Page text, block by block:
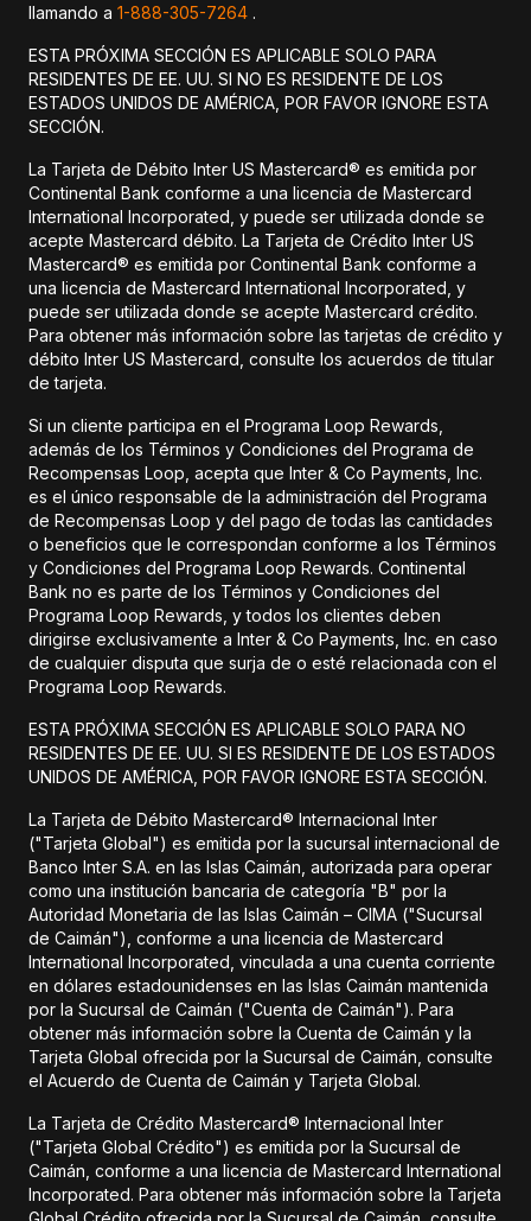
llamando a 1-888-305-7264 .
ESTA PRÓXIMA SECCIÓN ES APLICABLE SOLO PARA
RESIDENTES DE EE. UU. SI NO ES RESIDENTE DE LOS
ESTADOS UNIDOS DE AMÉRICA, POR FAVOR IGNORE ESTA
SECCIÓN.
La Tarjeta de Débito Inter US Mastercard® es emitida por
Continental Bank conforme a una licencia de Mastercard
International Incorporated, y puede ser utilizada donde se
acepte Mastercard débito. La Tarjeta de Crédito Inter US
Mastercard® es emitida por Continental Bank conforme a
una licencia de Mastercard International Incorporated, y
puede ser utilizada donde se acepte Mastercard crédito.
Para obtener más información sobre las tarjetas de crédito y
débito Inter US Mastercard, consulte los acuerdos de titular
de tarjeta.
Si un cliente participa en el Programa Loop Rewards,
además de los Términos y Condiciones del Programa de
Recompensas Loop, acepta que Inter & Co Payments, Inc.
es el único responsable de la administración del Programa
de Recompensas Loop y del pago de todas las cantidades
o beneficios que le correspondan conforme a los Términos
y Condiciones del Programa Loop Rewards. Continental
Bank no es parte de los Términos y Condiciones del
Programa Loop Rewards, y todos los clientes deben
dirigirse exclusivamente a Inter & Co Payments, Inc. en caso
de cualquier disputa que surja de o esté relacionada con el
Programa Loop Rewards.
ESTA PRÓXIMA SECCIÓN ES APLICABLE SOLO PARA NO
RESIDENTES DE EE. UU. SI ES RESIDENTE DE LOS ESTADOS
UNIDOS DE AMÉRICA, POR FAVOR IGNORE ESTA SECCIÓN.
La Tarjeta de Débito Mastercard® Internacional Inter
("Tarjeta Global") es emitida por la sucursal internacional de
Banco Inter S.A. en las Islas Caimán, autorizada para operar
como una institución bancaria de categoría "B" por la
Autoridad Monetaria de las Islas Caimán – CIMA ("Sucursal
de Caimán"), conforme a una licencia de Mastercard
International Incorporated, vinculada a una cuenta corriente
en dólares estadounidenses en las Islas Caimán mantenida
por la Sucursal de Caimán ("Cuenta de Caimán"). Para
obtener más información sobre la Cuenta de Caimán y la
Tarjeta Global ofrecida por la Sucursal de Caimán, consulte
el Acuerdo de Cuenta de Caimán y Tarjeta Global.
La Tarjeta de Crédito Mastercard® Internacional Inter
("Tarjeta Global Crédito") es emitida por la Sucursal de
Caimán, conforme a una licencia de Mastercard International
Incorporated. Para obtener más información sobre la Tarjeta